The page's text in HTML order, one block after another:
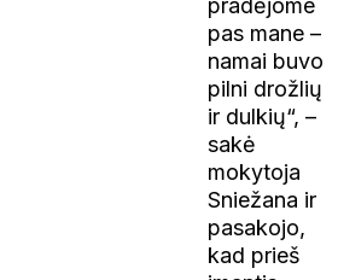
pradėjome
pas mane –
namai buvo
pilni drožlių
ir dulkių“, –
sakė
mokytoja
Sniežana ir
pasakojo,
kad prieš